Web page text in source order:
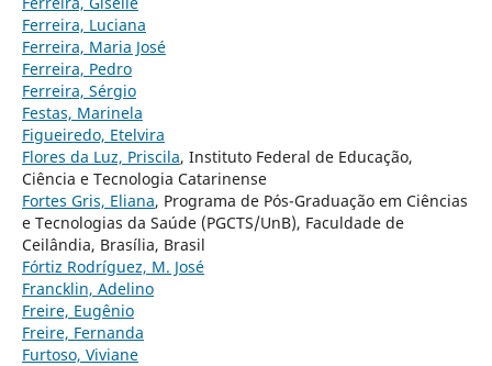
Ferreira, Luciana
Ferreira, Maria José
Ferreira, Pedro
Ferreira, Sérgio
Festas, Marinela
Figueiredo, Etelvira
Flores da Luz, Priscila, Instituto Federal de Educação,
Ciência e Tecnologia Catarinense
Fortes Gris, Eliana, Programa de Pós-Graduação em Ciências
e Tecnologias da Saúde (PGCTS/UnB), Faculdade de
Ceilândia, Brasília, Brasil
Fórtiz Rodríguez, M. José
Francklin, Adelino
Freire, Eugênio
Freire, Fernanda
Furtoso, Viviane